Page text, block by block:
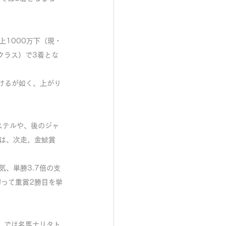
1000万下（現・
ラス）で3着とな
るが如く、上がり
ルや、後のジャ
、次走、金鯱賞
、単勝3.7倍の支
て重賞2勝目を挙
は名馬ナリタト